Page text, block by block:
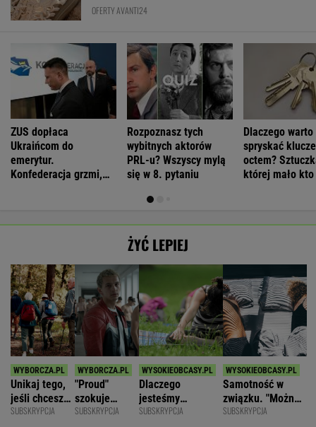
OFERTY AVANTI24
ZUS dopłaca
Ukraińcom do
emerytur.
Konfederacja grzmi,
Rozpoznasz tych
wybitnych aktorów
PRL-u? Wszyscy mylą
się w 8. pytaniu
Dlaczego warto
spryskać klucze
octem?
której mało kto
ŻYĆ LEPIEJ
Unikaj tego,
jeśli chcesz
znacznie
SUBSKRYPCJA
"Proud"
szokuje
odważnymi
SUBSKRYPCJA
Dlaczego
jesteśmy
permanentnie
SUBSKRYPCJA
Samotność w
związku. "Można
być kochaną i
SUBSKRYPCJA